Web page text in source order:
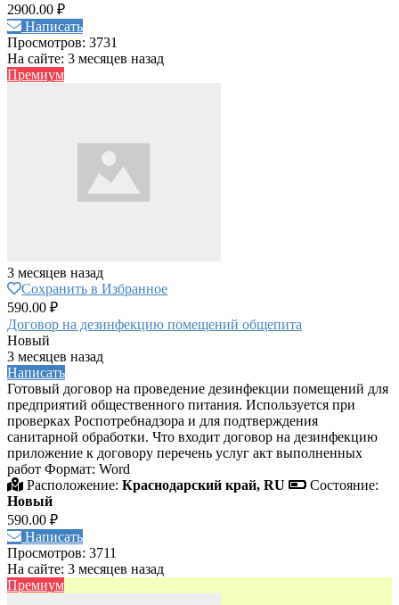
2900.00 ₽
Написать
Просмотров: 3731
На сайте: 3 месяцев назад
Премиум
3 месяцев назад
Сохранить в Избранное
590.00 ₽
Договор на дезинфекцию помещений общепита
Новый
3 месяцев назад
Написать
Готовый договор на проведение дезинфекции помещений для
предприятий общественного питания. Используется при
проверках Роспотребнадзора и для подтверждения
санитарной обработки. Что входит договор на дезинфекцию
приложение к договору перечень услуг акт выполненных
работ Формат: Word
Расположение: Краснодарский край, RU
Состояние:
Новый
590.00 ₽
Написать
Просмотров: 3711
На сайте: 3 месяцев назад
Премиум